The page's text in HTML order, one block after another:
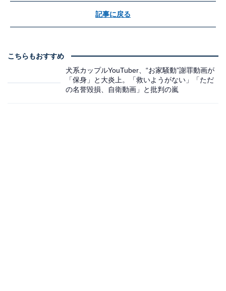
記事に戻る
こちらもおすすめ
犬系カップルYouTuber、“お家騒動”謝罪動画が
「保身」と大炎上。「救いようがない」「ただ
の名誉毀損、自衛動画」と批判の嵐